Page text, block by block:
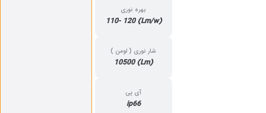
بهره نوری
(Lm/w) 110- 120
شار نوری ( لومن )
آی پی
ip66